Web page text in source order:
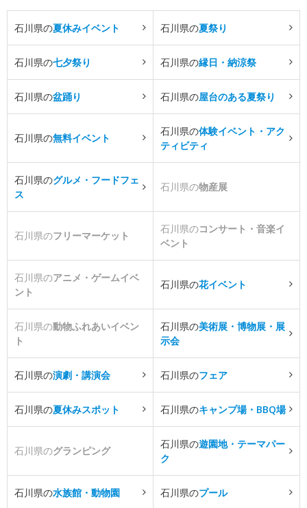
石川県の夏休みイベント 石川県の夏祭り
石川県の七夕祭り 石川県の縁日・納涼祭
石川県の盆踊り 石川県の屋台のある夏祭り
石川県の無料イベント
石川県の体験イベント・アク
ティビティ
石川県のグルメ・フードフェ
ス
石川県の物産展
石川県のフリーマーケット
石川県のコンサート・音楽イ
ベント
石川県のアニメ・ゲームイベ
ント
石川県の花イベント
石川県の動物ふれあいイベン
ト
石川県の美術展・博物展・展
示会
石川県の演劇・講演会 石川県のフェア
石川県の夏休みスポット 石川県のキャンプ場・BBQ場
石川県のグランピング
石川県の遊園地・テーマパー
ク
石川県の水族館・動物園 石川県のプール